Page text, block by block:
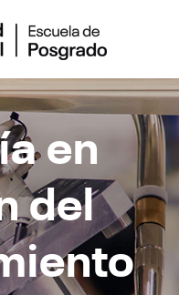
en
del